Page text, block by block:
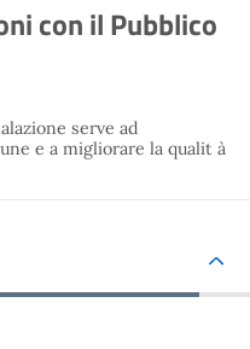
con il Pubblico
serve ad
e a migliorare la qualit à